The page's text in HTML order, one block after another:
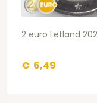
2 euro Letland
€ 6,49